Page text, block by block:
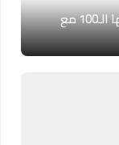
لقجع يكرم غزلان الشباك بمناسبة مباراتها الـ100 مع